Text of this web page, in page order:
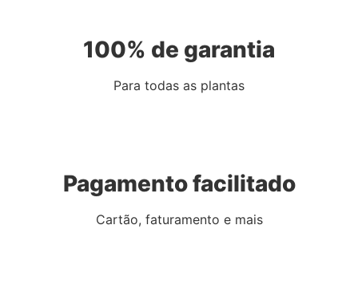
100% de garantia
Para todas as plantas
Pagamento facilitado
Cartão, faturamento e mais